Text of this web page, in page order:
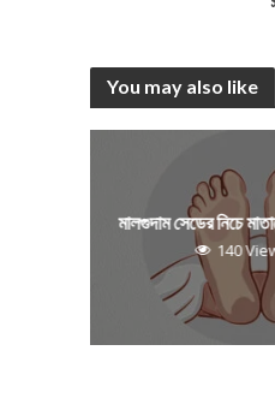
You may also like
মালগুদাম সেডের নিচে
140